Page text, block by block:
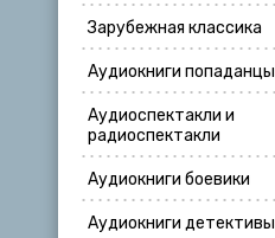
Зарубежная классика
Аудиокниги попаданцы
Аудиоспектакли и
радиоспектакли
Аудиокниги боевики
Аудиокниги детективы